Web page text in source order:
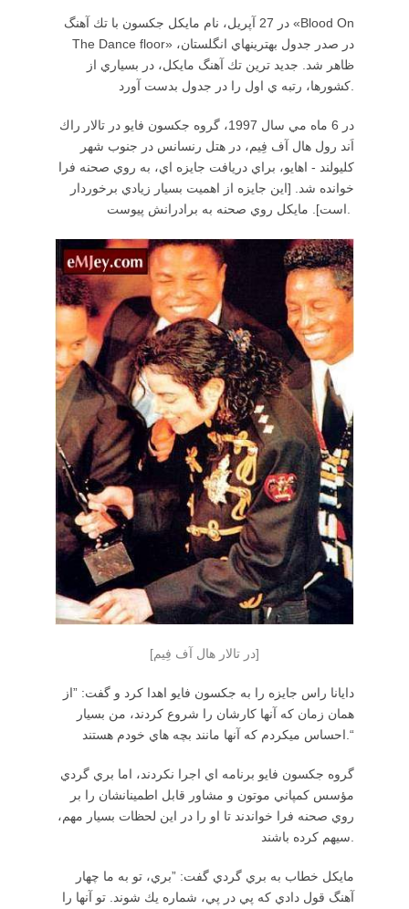
در 27 آپريل، نام مايكل جكسون با تك آهنگ «Blood On
The Dance floor» در صدر جدول بهترينهاي انگلستان،
ظاهر شد. جديد ترين تك آهنگ مايكل، در بسياري از
كشورها، رتبه ي اول را در جدول بدست آورد.
در 6 ماه مي سال 1997، گروه جكسون فايو در تالار راك
اَند رول هال آف فِيم، در هتل رنسانس در جنوب شهر
كليولند - اهايو، براي دريافت جايزه اي، به روي صحنه فرا
خوانده شد. [اين جايزه از اهميت بسيار زيادي برخوردار
است]. مايكل روي صحنه به برادرانش پيوست.
[در تالار هال آف فِيم]
دايانا راس جايزه را به جكسون فايو اهدا كرد و گفت: ”از
همان زمان كه آنها كارشان را شروع كردند، من بسيار
احساس ميكردم كه آنها مانند بچه هاي خودم هستند.“
گروه جكسون فايو برنامه اي اجرا نكردند، اما بري گردي
مؤسس كمپاني موتون و مشاور قابل اطمينانشان را بر
روي صحنه فرا خواندند تا او را در اين لحظات بسيار مهم،
سيهم كرده باشند.
مايكل خطاب به بري گردي گفت: ”بري، تو به ما چهار
آهنگ قول دادي كه پي در پي، شماره يك شوند. تو آنها را